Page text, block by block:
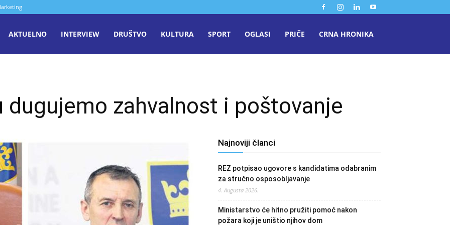
AKTUELNO INTERVIEW DRUŠTVO KULTURA SPORT OGLASI PRIČE CRNA HRONIKA
dugujemo zahvalnost i poštovanje
Najnoviji članci
REZ potpisao ugovore s kandidatima odabranim
za stručno osposobljavanje
4. Augusta 2026.
Ministarstvo će hitno pružiti pomoć nakon
požara koji je uništio njihov dom